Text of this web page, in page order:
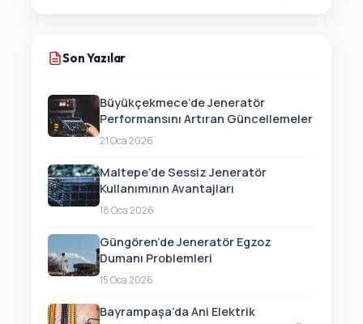
Son Yazılar
Büyükçekmece’de Jeneratör
Performansını Artıran Güncellemeler
21 Oca 2026
Maltepe’de Sessiz Jeneratör
Kullanımının Avantajları
18 Oca 2026
Güngören’de Jeneratör Egzoz
Dumanı Problemleri
15 Oca 2026
Bayrampaşa’da Ani Elektrik